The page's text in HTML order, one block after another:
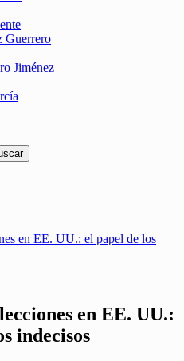
Guerrero
Jiménez
en EE. UU.: el papel de los
en EE. UU.:
indecisos